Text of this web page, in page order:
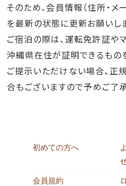
そのため、会員情報（住所・メ
を最新の状態に更新お願いし
ご宿泊の際は、運転免許証や
沖縄県在住が証明できるもの
ご提示いただけない場合、正
合もございますので予めご了承
初めての方へ
会員規約